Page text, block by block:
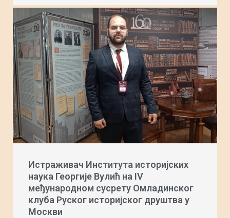
Истраживач Института историјских
наука Георгије Вулић на IV
међународном сусрету Омладинског
клуба Руског историјског друштва у
Москви